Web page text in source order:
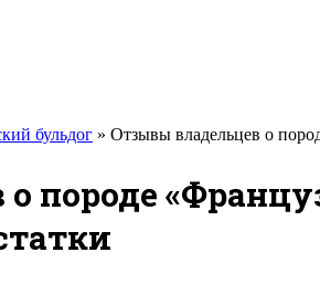
бульдог » Отзывы владельцев о
породе